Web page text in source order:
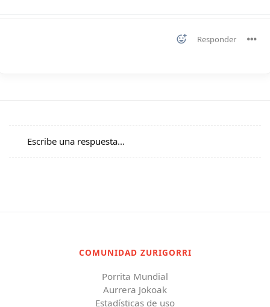
Responder
Escribe una respuesta...
COMUNIDAD ZURIGORRI
Porrita Mundial
Aurrera Jokoak
Estadísticas de uso